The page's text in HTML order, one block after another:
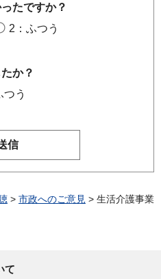
たですか？
2：ふつう
か？
つう
> 市政へのご意見 > 生活介護事業
て